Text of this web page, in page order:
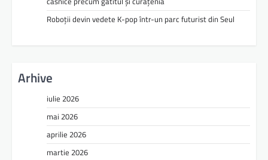
Roboții devin vedete K-pop într-un parc futurist din Seul
Arhive
iulie 2026
mai 2026
aprilie 2026
martie 2026